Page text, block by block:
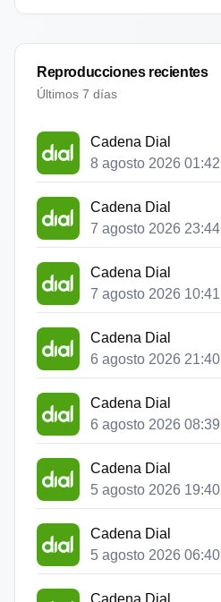
Reproducciones recientes
Últimos 7 días
Cadena Dial
8 agosto 2026 01:42
Cadena Dial
7 agosto 2026 23:44
Cadena Dial
7 agosto 2026 10:41
Cadena Dial
6 agosto 2026 21:40
Cadena Dial
6 agosto 2026 08:39
Cadena Dial
5 agosto 2026 19:40
Cadena Dial
5 agosto 2026 06:40
Cadena Dial